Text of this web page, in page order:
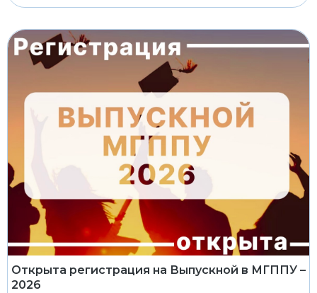
Открыта регистрация на Выпускной в МГППУ –
2026